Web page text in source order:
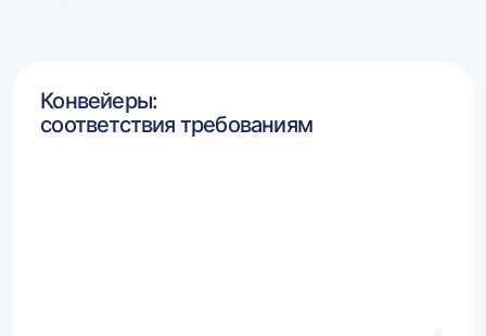
Конвейеры:
соответствия требованиям